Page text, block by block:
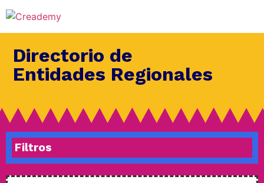
Directorio de
Entidades Regionales
Filtros